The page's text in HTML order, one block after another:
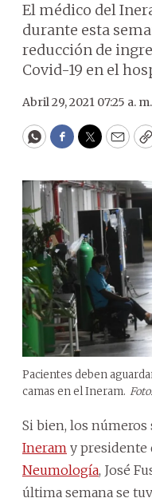
El médico del
durante esta
reducción de
Covid-19 en el
Abril 29, 2021 07:25 a. m.
WhatsApp
Facebook
Twitter
Pacientes deben
camas en el Ineram.
Si bien, los
Ineram y presidente
Neumología, José
última semana se